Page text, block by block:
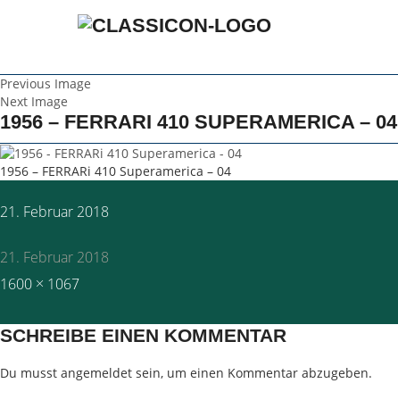
Previous Image
Next Image
1956 – FERRARI 410 SUPERAMERICA – 04
1956 – FERRARi 410 Superamerica – 04
Posted
21. Februar 2018
21. Februar 2018
Full
1600 × 1067
SCHREIBE EINEN KOMMENTAR
Du musst angemeldet sein, um einen Kommentar abzugeben.